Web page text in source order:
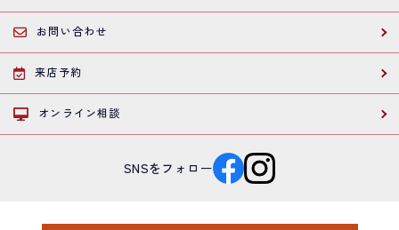
お問い合わせ
来店予約
オンライン相談
SNSをフォロー